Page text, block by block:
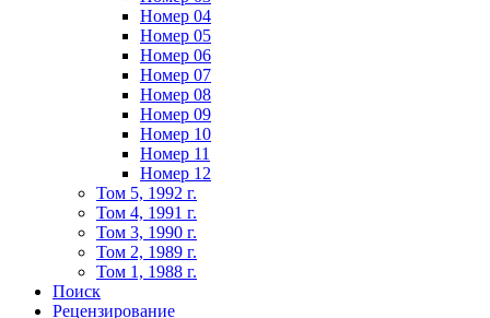
Номер 04
Номер 05
Номер 06
Номер 07
Номер 08
Номер 09
Номер 10
Номер 11
Номер 12
Том 5, 1992 г.
Том 4, 1991 г.
Том 3, 1990 г.
Том 2, 1989 г.
Том 1, 1988 г.
Поиск
Рецензирование